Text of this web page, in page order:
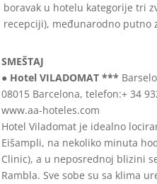
boravak u hotelu kategorije tri
recepciji), međunarodno putno
SMEŠTAJ
● Hotel VILADOMAT ***
08015 Barcelona, telefon:+ 34
www.aa-hoteles.com
Hotel Viladomat je idealno
Eišampli, na nekoliko minuta
Clinic), a u neposrednoj blizini
Rambla. Sve sobe su sa klima